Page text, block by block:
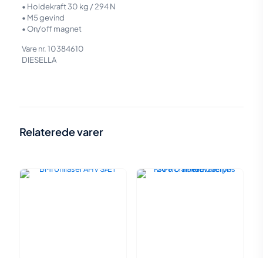
• Holdekraft 30 kg / 294 N
• M5 gevind
• On/off magnet
Vare nr. 10384610
DIESELLA
Relaterede varer